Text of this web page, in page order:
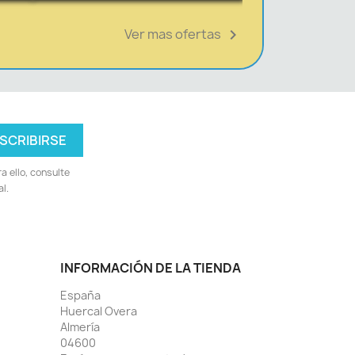
Ver mas ofertas 
ello, consulte
INFORMACIÓN DE LA TIENDA
España
Huercal Overa
Almería
04600